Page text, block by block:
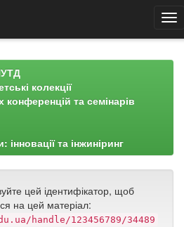
колекції
конференцій та семінарів
та інжиніринг
цей ідентифікатор, щоб
на цей матеріал:
handle/123456789/34489